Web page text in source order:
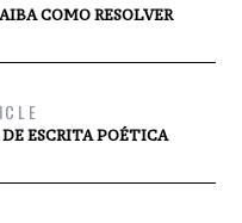
COMO RESOLVER
ESCRITA POÉTICA